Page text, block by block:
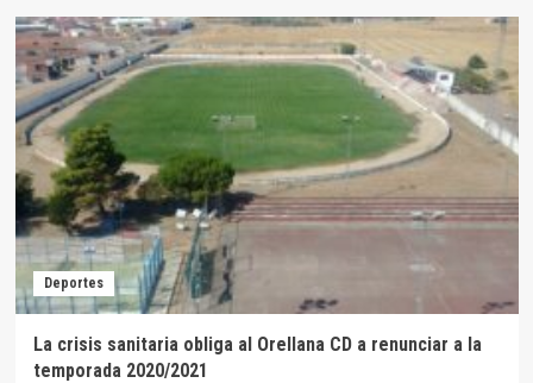
El
SES
notifica
un
nuevo
positivo
en
la
Zona
de
Salud
de
Orellana
Deportes
La crisis sanitaria obliga al Orellana CD a renunciar a la
temporada 2020/2021